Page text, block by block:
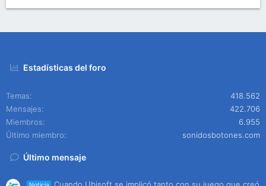
Estadísticas del foro
Temas
418.562
Mensajes
422.706
Miembros
6.955
Último miembro
sonidosbotones.com
Último mensaje
Cuando Ubisoft se implicó tanto con su juego que creó